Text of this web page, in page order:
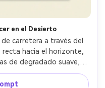
en el Desierto
carretera a través del
hacia el horizonte,
de degradado suave,
texto retro serif para el
arena, azul marino